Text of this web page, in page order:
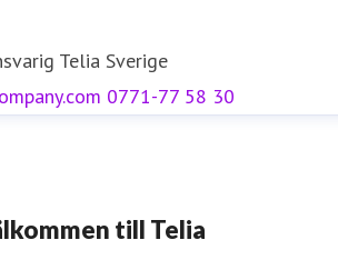
Telia Sverige
0771-77 58 30
till Telia